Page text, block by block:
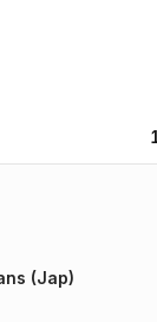
(Jap)